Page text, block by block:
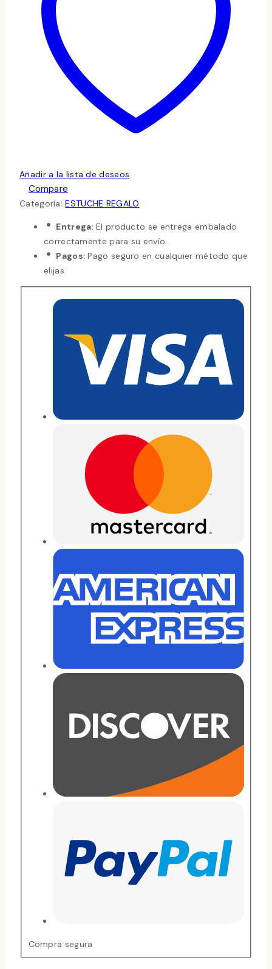
Añadir a la lista de deseos
Compare
Categoría:ESTUCHE REGALO
Entrega:El producto se entrega embalado
correctamente para su envío.
Pagos:Pago seguro en cualquier método que
elijas.
Compra segura